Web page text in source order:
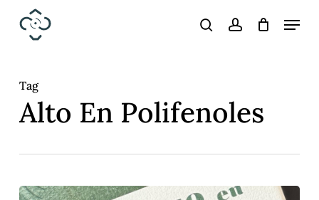
content
searchaccount
Menu
Tag
Alto En Polifenoles